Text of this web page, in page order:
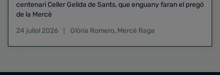
centenari Celler Gelida de Sants, que enguany faran el pregó
de la Mercè
24 juliol 2026
Glòria Romero, Mercè Raga